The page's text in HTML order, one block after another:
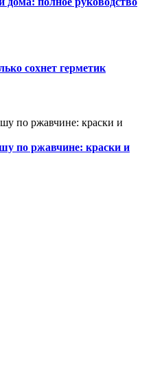
сохнет герметик
по ржавчине: краски и